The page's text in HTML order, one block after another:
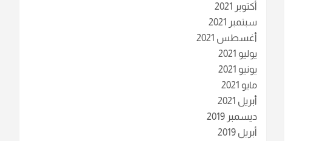
أكتوبر 2021
سبتمبر 2021
أغسطس 2021
يوليو 2021
يونيو 2021
مايو 2021
أبريل 2021
ديسمبر 2019
أبريل 2019